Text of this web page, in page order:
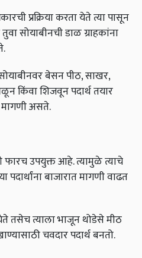
प्रक्रिया करता येते त्या पासून
सोयाबीनची डाळ ग्राहकांना
बेसन पीठ, साखर,
किंवा शिजवून पदार्थ तयार
मागणी असते.
फारच उपयुक्त आहे. त्यामुळे त्याचे
पदार्थांना बाजारात मागणी वाढत
तसेच त्याला भाजून थोडेसे मीठ
चवदार पदार्थ बनतो.